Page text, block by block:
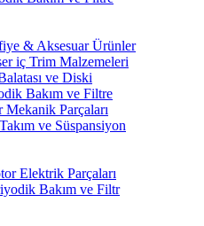
& Aksesuar Ürünler
iç Trim Malzemeleri
ve Diski
Bakım ve Filtre
Parçaları
ve Süspansiyon
Elektrik Parçaları
Bakım ve Filtr